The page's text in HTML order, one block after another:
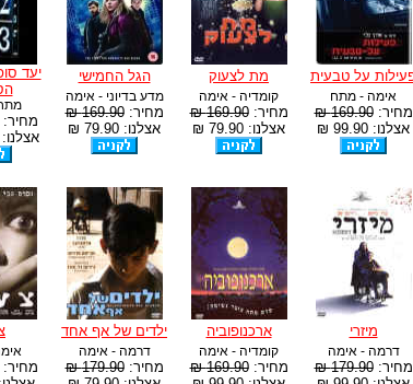
על טבעית
אימה - מתח
מחיר:169.90 ₪
אצלנו: 99.90 ₪
מת לצעוק
קומדיה - אימה
מחיר:169.90 ₪
אצלנו: 79.90 ₪
הגל החמישי
מדע בדיוני - אימה
מחיר:169.90 ₪
אצלנו: 79.90 ₪
אצלנו:
מיזרי
דרמה - אימה
מחיר:179.90 ₪
ארכנופוביה
קומדיה - אימה
מחיר:169.90 ₪
ילדים של אף אחד
דרמה - אימה
מחיר:179.90 ₪